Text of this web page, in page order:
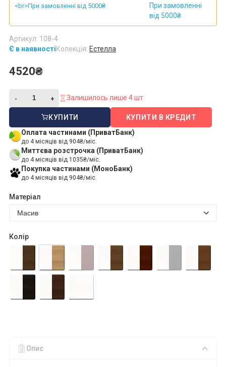
При замовленні
від 5000₴
Є в наявностіКолекція: Естелла
Артикул: 108-4
4520₴
Залишилось лише 4 шт
КУПИТИ
Оплата частинами (ПриватБанк)
до 4 місяців від 904₴/міс.
Миттєва розстрочка (ПриватБанк)
до 4 місяців від 1035₴/міс.
Покупка частинами (МоноБанк)
до 4 місяців від 904₴/міс.
КУПИТИ В КРЕДИТ
Матеріал
Колір
Опис